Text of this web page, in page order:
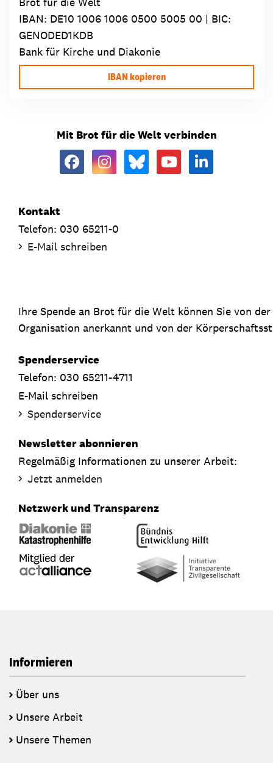
IBAN: DE10 1006 1006 0500 5005 00 | BIC:
GENODED1KDB
Bank für Kirche und Diakonie
IBAN kopieren
Mit Brot für die Welt verbinden
Kontakt
Telefon: 030 65211-0
E-Mail schreiben
Ihre Spende an Brot für die Welt können Sie von
Organisation anerkannt und von der
Spenderservice
Telefon: 030 65211-4711
E-Mail schreiben
Spenderservice
Newsletter abonnieren
Regelmäßig Informationen zu unserer Arbeit:
Jetzt anmelden
Netzwerk und Transparenz
Informieren
Über uns
Unsere Arbeit
Unsere Themen